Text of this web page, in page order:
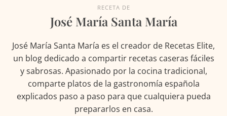
RECETA DE
José María Santa María
José María Santa María es el creador de Recetas Elite,
un blog dedicado a compartir recetas caseras fáciles
y sabrosas. Apasionado por la cocina tradicional,
comparte platos de la gastronomía española
explicados paso a paso para que cualquiera pueda
prepararlos en casa.